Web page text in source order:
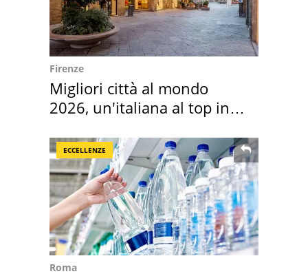
Firenze
Migliori città al mondo
2026, un'italiana al top in
ECCELLENZE
Roma